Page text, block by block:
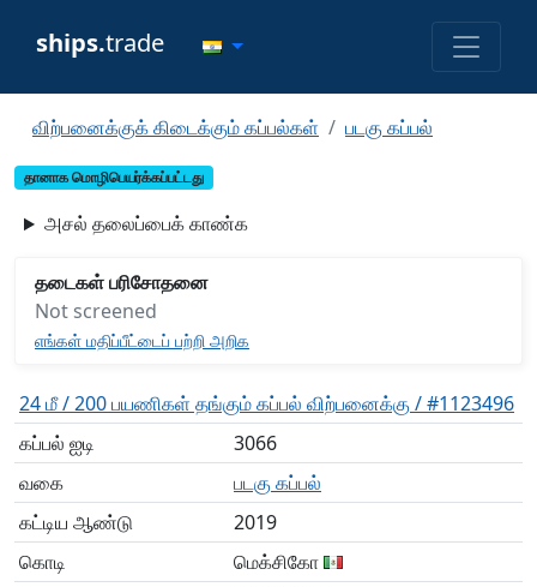
ships.trade
விற்பனைக்குக் கிடைக்கும் கப்பல்கள் படகு கப்பல்
தானாக மொழிபெயர்க்கப்பட்டது
அசல் தலைப்பைக் காண்க
தடைகள் பரிசோதனை
Not screened
எங்கள் மதிப்பீட்டைப் பற்றி அறிக
24 மீ / 200 பயணிகள் தங்கும் கப்பல் விற்பனைக்கு / #1123496
கப்பல் ஐடி
3066
வகை
படகு கப்பல்
கட்டிய ஆண்டு
2019
கொடி
மெக்சிகோ